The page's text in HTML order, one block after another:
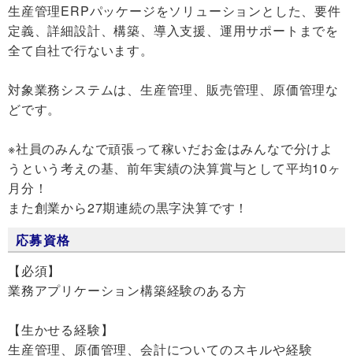
生産管理ERPパッケージをソリューションとした、要件
定義、詳細設計、構築、導入支援、運用サポートまでを
全て自社で行ないます。
対象業務システムは、生産管理、販売管理、原価管理な
どです。
※社員のみんなで頑張って稼いだお金はみんなで分けよ
うという考えの基、前年実績の決算賞与として平均10ヶ
月分！
また創業から27期連続の黒字決算です！
応募資格
【必須】
業務アプリケーション構築経験のある方
【生かせる経験】
生産管理、原価管理、会計についてのスキルや経験